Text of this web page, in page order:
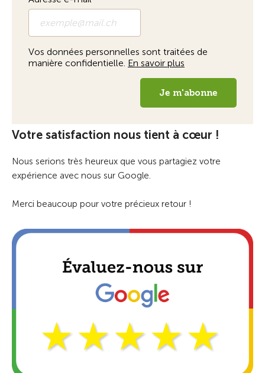
Votre satisfaction nous tient à cœur !
Nous serions très heureux que vous partagiez votre
expérience avec nous sur Google.
Merci beaucoup pour votre précieux retour !